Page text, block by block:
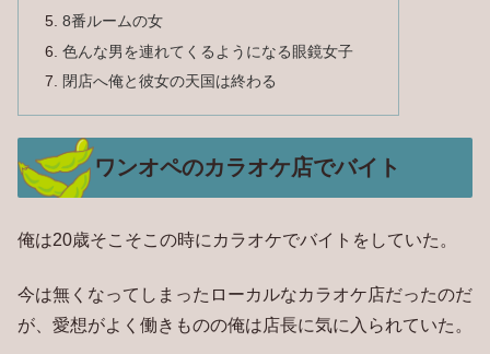
8番ルームの女
色んな男を連れてくるようになる眼鏡女子
閉店へ俺と彼女の天国は終わる
ワンオペのカラオケ店でバイト
俺は20歳そこそこの時にカラオケでバイトをしていた。
今は無くなってしまったローカルなカラオケ店だったのだ
が、愛想がよく働きものの俺は店長に気に入られていた。